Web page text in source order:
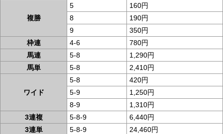
複勝
5
160円
8
190円
9
350円
枠連
4-6
780円
馬連
5-8
1,290円
馬単
5-8 2,410円
ワイド
5-8
420円
5-9
1,250円
8-9
1,310円
3連複
5-8-9
6,440円
3連単
5-8-9 24,460円